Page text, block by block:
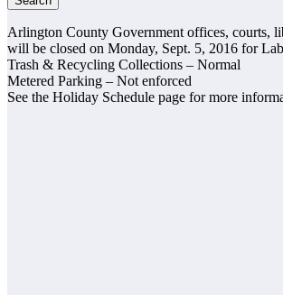
Arlington County Government offices, courts,
will be closed on Monday, Sept. 5, 2016 for
Trash & Recycling Collections – Normal
Metered Parking – Not enforced
See the Holiday Schedule page for more